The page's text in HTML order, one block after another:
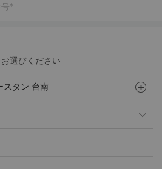
選びください